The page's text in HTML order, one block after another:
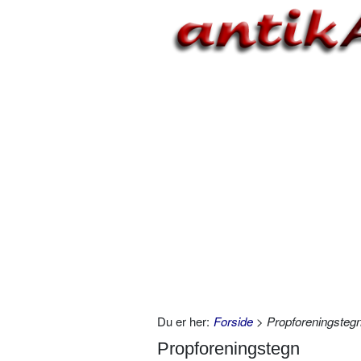
Du er her: Forside >
Propforeningstegn